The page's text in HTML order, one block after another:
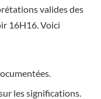
valides des
16H16. Voici
les significations.